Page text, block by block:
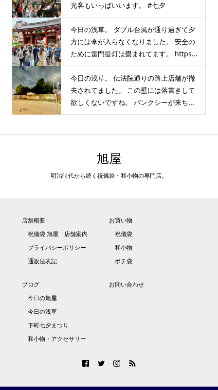
光客もいっぱいいます。 #七夕
今日の浅草。 ダブル台風が通り過ぎて夕
方には傘が入らなくなりました。 安全の
ために雷門提灯は畳まれてます。 https...
今日の浅草。 伝法院通りの路上店舗が撤
去されてました。 この壁には落書きして
欲しくないですね。 バンクシーが来ち...
旭屋
明治時代から続く祝儀袋・和小物の専門店。
店舗概要
祝儀袋 旭屋 店舗案内
プライバシーポリシー
通販法表記
お買い物
祝儀袋
和小物
ポチ袋
ブログ
今日の旭屋
今日の浅草
下町七夕まつり
和小物・アクセサリー
お問い合わせ